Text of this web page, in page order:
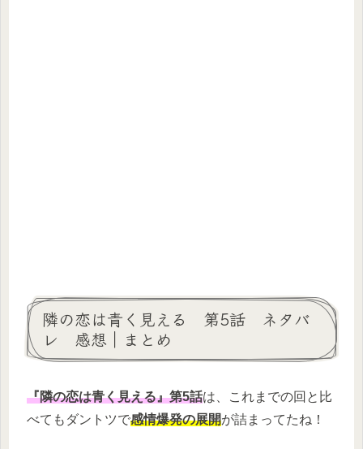
隣の恋は青く見える 第5話 ネタバ
レ 感想｜まとめ
『隣の恋は青く見える』第5話は、これまでの回と比
べてもダントツで感情爆発の展開が詰まってたね！